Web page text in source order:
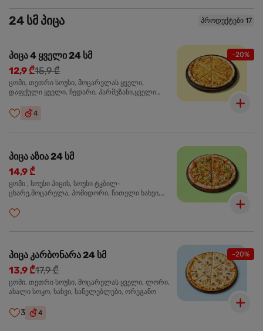
24 სმ პიცა პროდუქტები 17
-20%
პიცა 4 ყველი 24 სმ
12,9 ₾15,9 ₾
ცომი, თეთრი სოუსი, მოცარელას ყველი,
დაფქული ყველი, ჩედარი, პარმეზანი,ყველი
4
პიცა აზია 24 სმ
14,9 ₾
ცომი , სოუსი პიცის, სოუსი ტკბილ-
ცხარე,მოცარელა, პომიდორი, წითელი ხახვი,
სეზამის მარცვლის ნაზავი, ქინძი, ორეგანო
-20%
პიცა კარბონარა 24 სმ
13,9 ₾17,9 ₾
ცომი, თეთრი სოუსი, მოცარელას ყველი, ლორი,
ახალი სოკო, ხახვი, სანელებლები, ორეგანო
3 4